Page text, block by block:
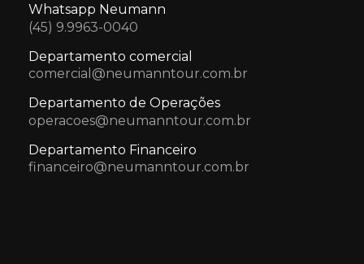
Whatsapp Neumann
(45) 9.9963-0040
Departamento comercial
comercial@neumanntour.com.br
Departamento de Operações
operacoes@neumanntour.com.br
Departamento Financeiro
financeiro@neumanntour.com.br